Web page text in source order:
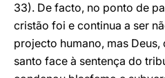
33). De facto, no ponto de
cristão foi e continua a ser
projecto humano, mas
santo face à sentença do